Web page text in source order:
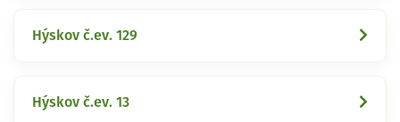
Hýskov č.ev. 129
Hýskov č.ev. 13